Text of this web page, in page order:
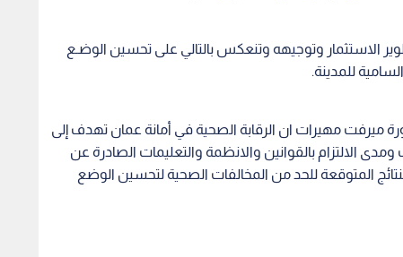
الاستثمار وتوجيهه وتنعكس بالتالي على تحسين الوضـع
للمدينة.
ميرفت مهيرات ان الرقابة الصحية في أمانة عمان تهدف إلى
الالتزام بالقوانين والانظمة والتعليمات الصادرة عن
المتوقعة للحد من المخالفات الصحية لتحسين الوضع